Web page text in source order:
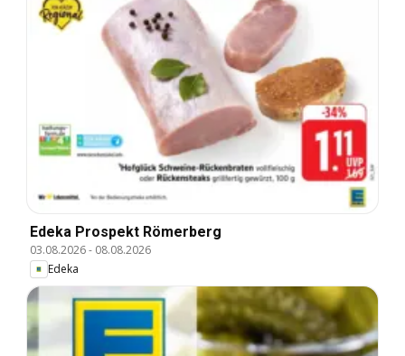
Edeka Prospekt Römerberg
03.08.2026- 08.08.2026
Edeka